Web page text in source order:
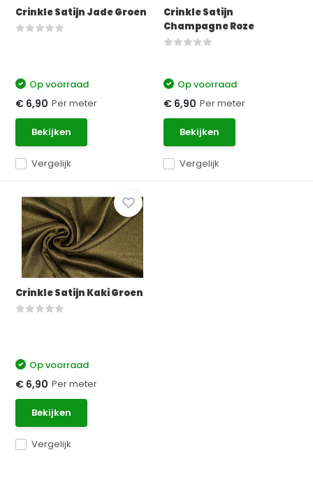
Crinkle Satijn Jade Groen
Vergelijk
Op voorraad
€ 6,90 Per meter
Bekijken
Crinkle Satijn
Champagne Roze
Vergelijk
Op voorraad
€ 6,90 Per meter
Bekijken
Crinkle Satijn Kaki Groen
Vergelijk
Op voorraad
€ 6,90 Per meter
Bekijken